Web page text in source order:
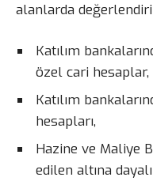
alanlarda
Katılım
özel cari hesaplar,
Katılım
hesapları,
Hazine ve Maliye
edilen altına